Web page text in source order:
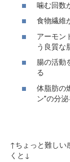
噛む回数
食物繊維
アーモン
う良質な
腸の活動
る
体脂肪の
ン”の分
↑ちょっと難しい
くと↓